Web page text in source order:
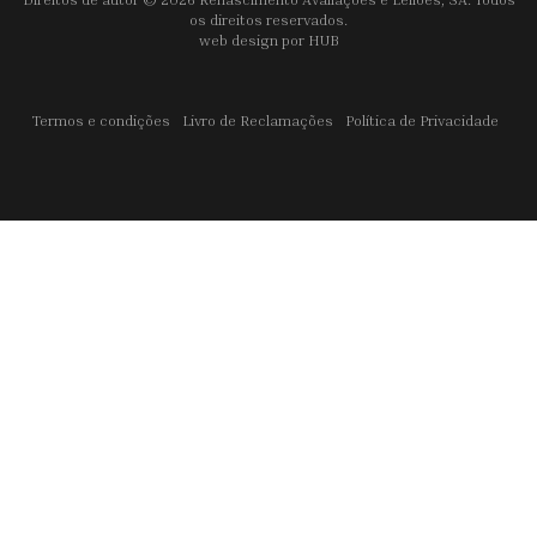
os direitos reservados.
web design por HUB
Termos e condições Livro de Reclamações Política de Privacidade